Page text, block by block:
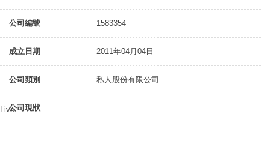
公司編號 1583354
成立日期 2011年04月04日
公司類別 私人股份有限公司
公司現狀
Live